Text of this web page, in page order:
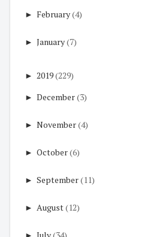
► February(4)
► January(7)
► 2019(229)
► December(3)
► November(4)
► October(6)
► September(11)
► August(12)
► July(34)